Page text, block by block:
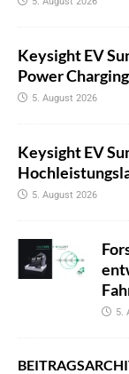
Keysight EV
Power Charging
5. August 2026
Keysight EV
5. August 2026
5.